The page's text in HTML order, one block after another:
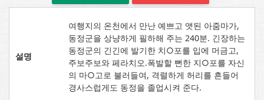
설명
여행지의 온천에서 만난 예쁘고 앳된 아줌마가,
동정군을 상냥하게 필하해 주는 240분. 긴장하는
동정군의 긴긴에 발기한 치○포를 입에 머금고,
주보주보와 페라치오.폭발할 뻔한 지○포를 자신
의 마○고로 불러들여, 격렬하게 허리를 흔들어
경사스럽게도 동정을 졸업시켜 준다.